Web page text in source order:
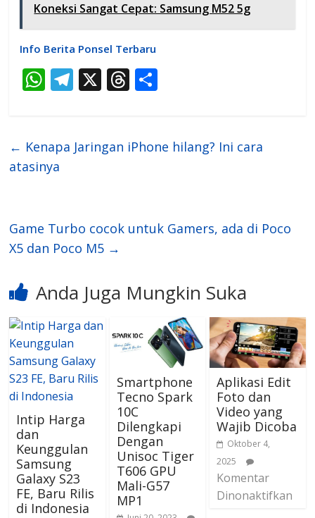
Koneksi Sangat Cepat: Samsung M52 5g
Info Berita Ponsel Terbaru
W
s
A
T
gr
X T
a e
← Kenapa Jaringan iPhone hilang? Ini cara
atasinya
Game Turbo cocok untuk Gamers, ada di Poco
X5 dan Poco M5 →
Anda Juga Mungkin Suka
Intip Harga
dan
Keunggulan
Samsung
Galaxy S23
FE, Baru Rilis
di Indonesia
Smartphone
Tecno Spark
10C
Dilengkapi
Dengan
Unisoc Tiger
T606 GPU
Mali-G57
MP1
Aplikasi Edit
Foto dan
Video yang
Wajib Dicoba
Oktober 4,
2025
Komentar
Dinonaktifkan